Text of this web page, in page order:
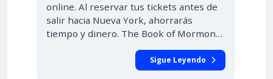
online. Al reservar tus tickets antes de
salir hacia Nueva York, ahorrarás
tiempo y dinero. The Book of Mormon…
Sigue Leyendo